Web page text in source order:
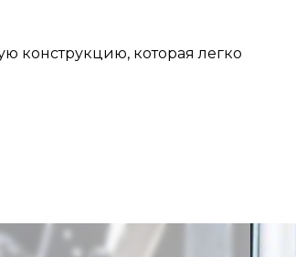
конструкцию, которая легко